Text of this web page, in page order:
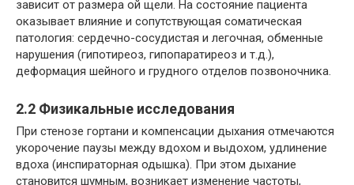
зависит от размера ой щели. На состояние пациента
оказывает влияние и сопутствующая соматическая
патология: сердечно-сосудистая и легочная, обменные
нарушения (гипотиреоз, гипопаратиреоз и т.д.),
деформация шейного и грудного отделов позвоночника.
2.2 Физикальные исследования
При стенозе гортани и компенсации дыхания отмечаются
укорочение паузы между вдохом и выдохом, удлинение
вдоха (инспираторная одышка). При этом дыхание
становится шумным, возникает изменение частоты,